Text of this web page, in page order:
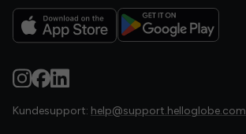
Kundesupport: help@support.helloglobe.com